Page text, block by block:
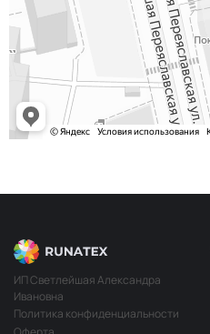
ИП Светлейшая Александра
Ивановна
Политика конфиденциальности